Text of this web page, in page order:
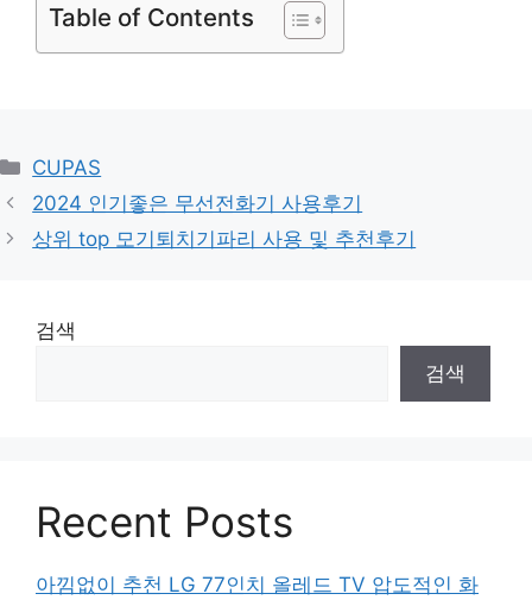
Table of Contents
Categories
CUPAS
2024 인기좋은 무선전화기 사용후기
상위 top 모기퇴치기파리 사용 및 추천후기
검색
검색
Recent Posts
아낌없이 추천 LG 77인치 올레드 TV 압도적인 화